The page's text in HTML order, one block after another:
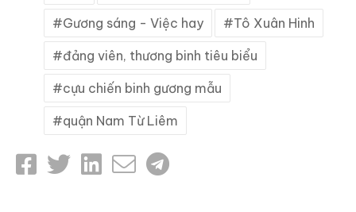
Gương sáng - Việc hay Tô Xuân Hinh
đảng viên, thương binh tiêu biểu
cựu chiến binh gương mẫu
quận Nam Từ Liêm